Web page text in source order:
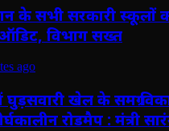
के सभी सरकारी स्कूलों
ऑडिट, विभाग सख्त
ago
घुड़सवारी खेल के समग्र
रोडमैप : मंत्री